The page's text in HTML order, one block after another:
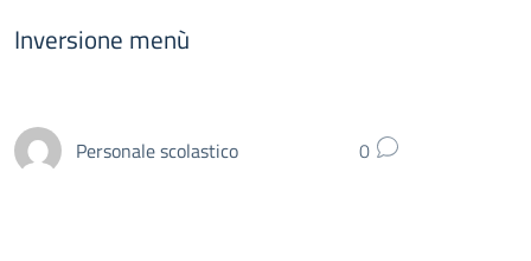
Inversione menù
Personale scolastico 0